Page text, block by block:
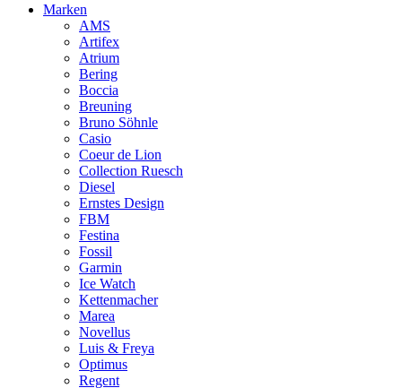
Marken
AMS
Artifex
Atrium
Bering
Boccia
Breuning
Bruno Söhnle
Casio
Coeur de Lion
Collection Ruesch
Diesel
Ernstes Design
FBM
Festina
Fossil
Garmin
Ice Watch
Kettenmacher
Marea
Novellus
Luis & Freya
Optimus
Regent